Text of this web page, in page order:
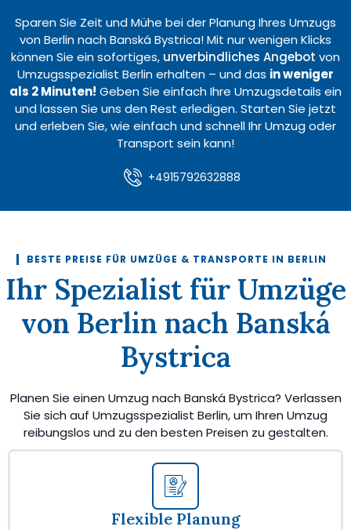
Sparen Sie Zeit und Mühe bei der Planung Ihres Umzugs
von Berlin nach Banská Bystrica! Mit nur wenigen Klicks
können Sie ein sofortiges, unverbindliches Angebot von
Umzugsspezialist Berlin erhalten – und das in weniger
als 2 Minuten! Geben Sie einfach Ihre Umzugsdetails ein
und lassen Sie uns den Rest erledigen. Starten Sie jetzt
und erleben Sie, wie einfach und schnell Ihr Umzug oder
Transport sein kann!
+4915792632888
BESTE PREISE FÜR UMZÜGE & TRANSPORTE IN BERLIN
Ihr Spezialist für Umzüge
von Berlin nach Banská
Bystrica
Planen Sie einen Umzug nach Banská Bystrica? Verlassen
Sie sich auf Umzugsspezialist Berlin, um Ihren Umzug
reibungslos und zu den besten Preisen zu gestalten.
Flexible Planung